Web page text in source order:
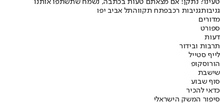
טעינו? נתקן! אם מצאתם טעות בכתבה, נשמח שתשתפו אותנו
גניבותגניבות רכבפתח תקווהתל אביב יפו
מדורים
ספורט
דעות
תרבות ובידור
לייף סטייל
הורוסקופ
שישבת
סוף שבוע
כדאי להכיר
סיפור המשק הישראלי